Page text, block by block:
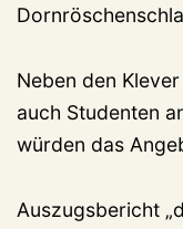
Neben den
auch Studenten
würden das
Auszugsbericht